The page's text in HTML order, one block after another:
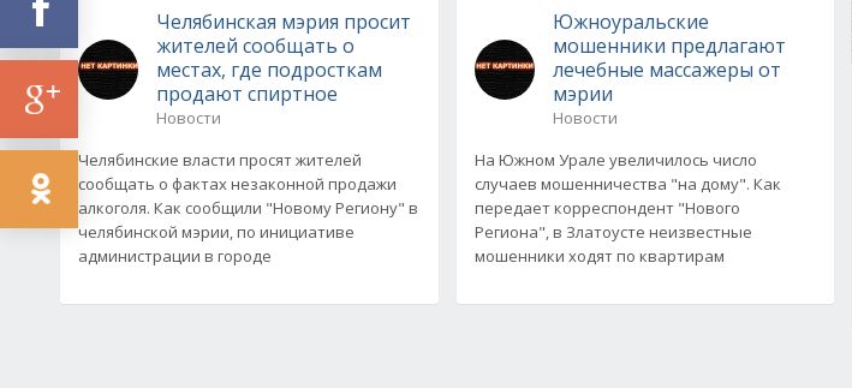
Челябинская мэрия просит
жителей сообщать о
местах, где подросткам
продают спиртное
Новости
Челябинские власти просят жителей
сообщать о фактах незаконной продажи
алкоголя. Как сообщили "Новому Региону" в
челябинской мэрии, по инициативе
администрации в городе
Южноуральские
мошенники предлагают
лечебные массажеры от
мэрии
Новости
На Южном Урале увеличилось число
случаев мошенничества "на дому". Как
передает корреспондент "Нового
Региона", в Златоусте неизвестные
мошенники ходят по квартирам